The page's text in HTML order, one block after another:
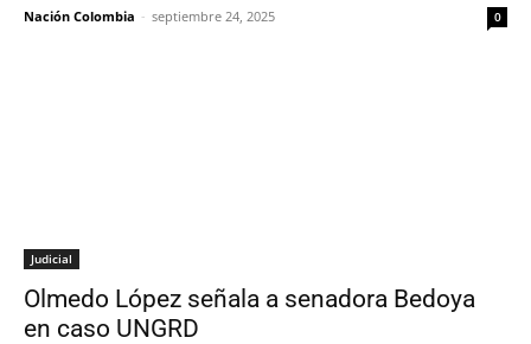
Nación Colombia - septiembre 24, 2025 0
Judicial
Olmedo López señala a senadora Bedoya
en caso UNGRD